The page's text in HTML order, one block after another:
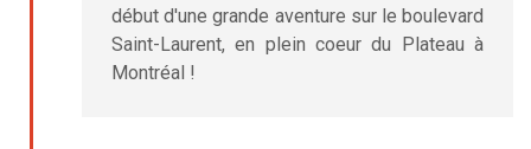
début d'une grande aventure sur le boulevard
Saint-Laurent, en plein coeur du Plateau à
Montréal !